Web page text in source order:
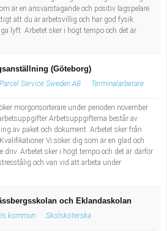
är en ansvarstagande och positiv lagspelare
att du är arbetsvillig och har god fysik
lyft. Arbetet sker i högt tempo och det är
(Göteborg)
Service Sweden AB Terminalarbetare
morgonsorterare under perioden november
Arbetsuppgifterna består av
av paket och dokument. Arbetet sker från
Vi söker dig som är en glad och
driv. Arbetet sker i högt tempo och det är därför
och van vid att arbeta under
och Eklandaskolan
kommun Skolsköterska